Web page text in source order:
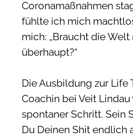
Coronamaßnahmen
fühlte ich mich
mich: „Braucht die
überhaupt?“
Die Ausbildung zur Life
Coachin bei Veit Lindau
spontaner Schritt. Sein
Du Deinen Shit endlich